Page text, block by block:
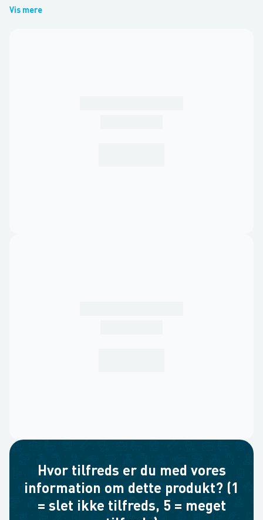
Vis mere
Hvor tilfreds er du med vores
information om dette produkt? (1
= slet ikke tilfreds, 5 = meget